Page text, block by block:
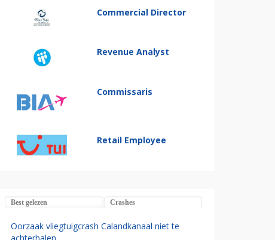
Commercial Director
Revenue Analyst
Commissaris
Retail Employee
Best gelezen Crashes
Oorzaak vliegtuigcrash Calandkanaal niet te